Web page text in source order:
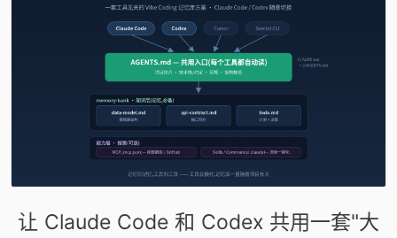
让 Claude Code 和 Codex 共用一套"大